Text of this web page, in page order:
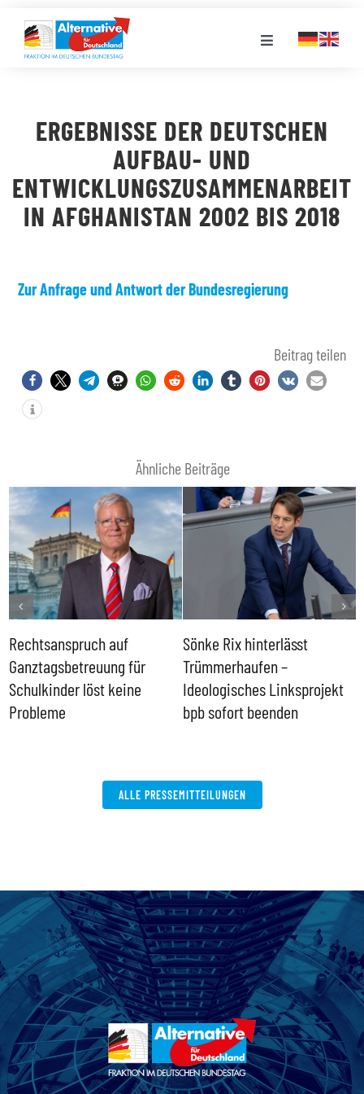
Inhalt
springen
Toggle
LANDESGRUPPEN
VERANSTALTUNGEN
ERGEBNISSE DER DEUTSCHEN
AUFBAU- UND
ENTWICKLUNGSZUSAMMENARBEIT
IN AFGHANISTAN 2002 BIS 2018
Zur Anfrage und Antwort der Bundesregierung
Beitrag teilen
Ähnliche Beiträge
Rechtsanspruch auf
Ganztagsbetreuung für
Schulkinder löst keine
Probleme
Sönke Rix hinterlässt
Trümmerhaufen –
Ideologisches Linksprojekt
bpb sofort beenden
ALLE PRESSEMITTEILUNGEN